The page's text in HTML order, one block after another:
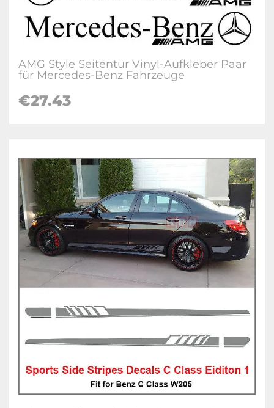
AMG Style Seitentür Vinyl-Aufkleber Paar
für Mercedes-Benz Fahrzeuge
€27.43